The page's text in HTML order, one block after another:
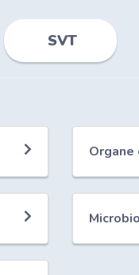
SVT